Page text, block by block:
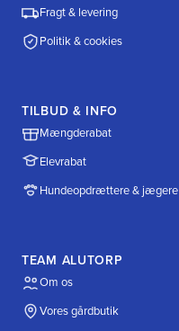
Fragt & levering
Politik & cookies
TILBUD & INFO
Mængderabat
Elevrabat
Hundeopdrættere & jægere
TEAM ALUTORP
Om os
Vores gårdbutik